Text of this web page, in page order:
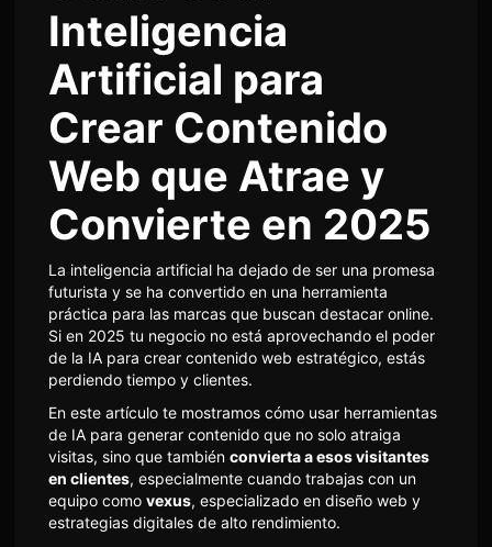
Inteligencia
Artificial para
Crear Contenido
Web que Atrae y
Convierte en 2025
La inteligencia artificial ha dejado de ser una promesa
futurista y se ha convertido en una herramienta
práctica para las marcas que buscan destacar online.
Si en 2025 tu negocio no está aprovechando el poder
de la IA para crear contenido web estratégico, estás
perdiendo tiempo y clientes.
En este artículo te mostramos cómo usar herramientas
de IA para generar contenido que no solo atraiga
visitas, sino que también convierta a esos visitantes
en clientes, especialmente cuando trabajas con un
equipo como vexus, especializado en diseño web y
estrategias digitales de alto rendimiento.